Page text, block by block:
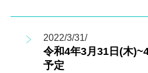
2022/3/31/
令和4年3月31日(木
予定